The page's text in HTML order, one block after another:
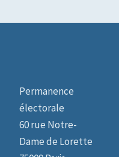
Permanence
électorale
60 rue Notre-
Dame de Lorette